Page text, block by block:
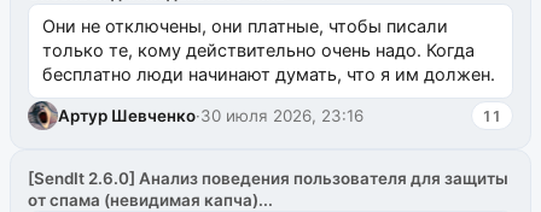
Они не отключены, они платные, чтобы писали
только те, кому действительно очень надо. Когда
бесплатно люди начинают думать, что я им должен.
Артур Шевченко·30 июля 2026, 23:16 11
[SendIt 2.6.0] Анализ поведения пользователя для защиты
от спама (невидимая капча)...